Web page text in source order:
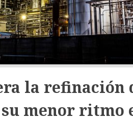
la refinación
menor ritmo